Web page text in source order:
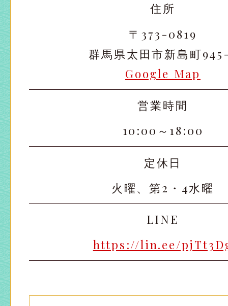
住所
〒373-0819
群馬県太田市新島町
Google Map
営業時間
10:00～18:00
定休日
火曜、第2・4水曜
LINE
https://lin.ee/